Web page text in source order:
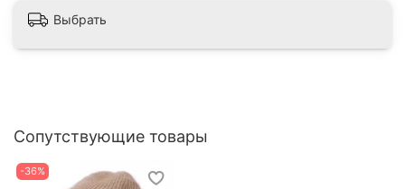
Выбрать
Сопутствующие товары
-36%